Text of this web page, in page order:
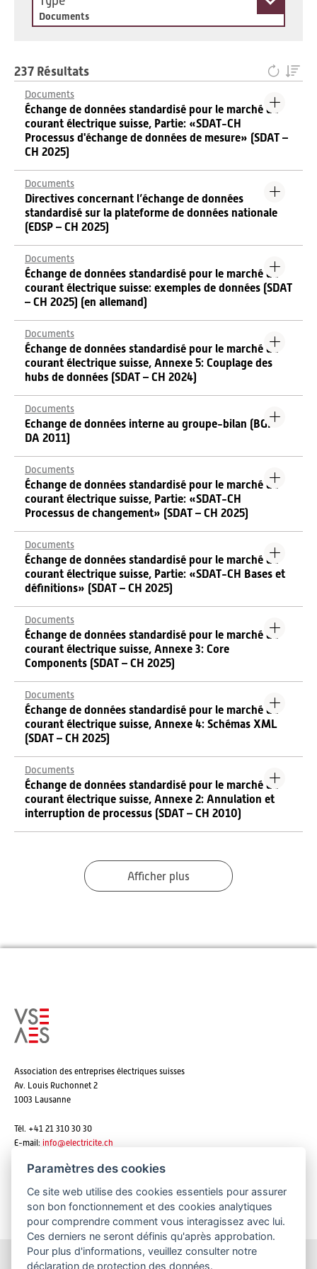
Documents
237 Résultats
Documents
Échange de données standardisé pour le marché du
courant électrique suisse, Partie: «SDAT-CH
Processus d'échange de données de mesure» (SDAT –
CH 2025)
Documents
Directives concernant l’échange de données
standardisé sur la plateforme de données nationale
(EDSP – CH 2025)
Documents
Échange de données standardisé pour le marché du
courant électrique suisse: exemples de données (SDAT
– CH 2025) (en allemand)
Documents
Échange de données standardisé pour le marché du
courant électrique suisse, Annexe 5: Couplage des
hubs de données (SDAT – CH 2024)
Documents
Echange de données interne au groupe-bilan (BGI –
DA 2011)
Documents
Échange de données standardisé pour le marché du
courant électrique suisse, Partie: «SDAT-CH
Processus de changement» (SDAT – CH 2025)
Documents
Échange de données standardisé pour le marché du
courant électrique suisse, Partie: «SDAT-CH Bases et
définitions» (SDAT – CH 2025)
Documents
Échange de données standardisé pour le marché du
courant électrique suisse, Annexe 3: Core
Components (SDAT – CH 2025)
Documents
Échange de données standardisé pour le marché du
courant électrique suisse, Annexe 4: Schémas XML
(SDAT – CH 2025)
Documents
Échange de données standardisé pour le marché du
courant électrique suisse, Annexe 2: Annulation et
interruption de processus (SDAT – CH 2010)
Afficher plus
Association des entreprises électriques suisses
Av. Louis Ruchonnet 2
1003 Lausanne
Tél. +41 21 310 30 30
E-mail: info@electricite.ch
S'abonner aux newsletters
Paramètres des cookies
Ce site web utilise des cookies essentiels pour assurer
son bon fonctionnement et des cookies analytiques
pour comprendre comment vous interagissez avec lui.
Ces derniers ne seront définis qu'après approbation.
Pour plus d'informations, veuillez consulter notre
déclaration de protection des données.